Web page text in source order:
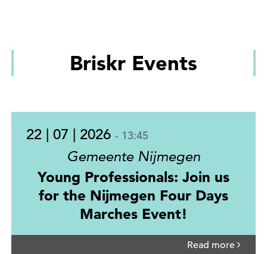
Briskr Events
22 | 07 | 2026 - 13:45
Gemeente Nijmegen
Young Professionals: Join us
for the Nijmegen Four Days
Marches Event!
Read more